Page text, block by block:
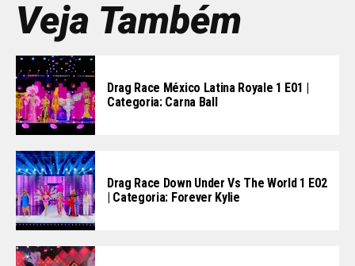
Veja Também
Drag Race México Latina Royale 1 E01 |
Categoria: Carna Ball
Drag Race Down Under Vs The World 1 E02
| Categoria: Forever Kylie